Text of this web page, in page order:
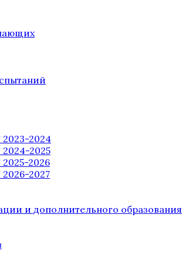
2024
2025
2026
2027
и дополнительного образования